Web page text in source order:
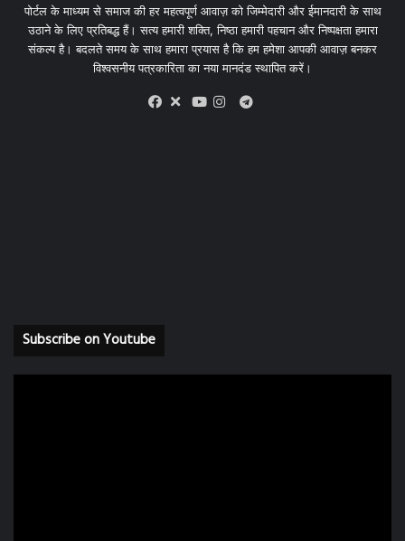
पोर्टल के माध्यम से समाज की हर महत्वपूर्ण आवाज़ को जिम्मेदारी और ईमानदारी के साथ
उठाने के लिए प्रतिबद्ध हैं। सत्य हमारी शक्ति, निष्ठा हमारी पहचान और निष्पक्षता हमारा
संकल्प है। बदलते समय के साथ हमारा प्रयास है कि हम हमेशा आपकी आवाज़ बनकर
विश्वसनीय पत्रकारिता का नया मानदंड स्थापित करें।
X
Telegram
Subscribe on Youtube